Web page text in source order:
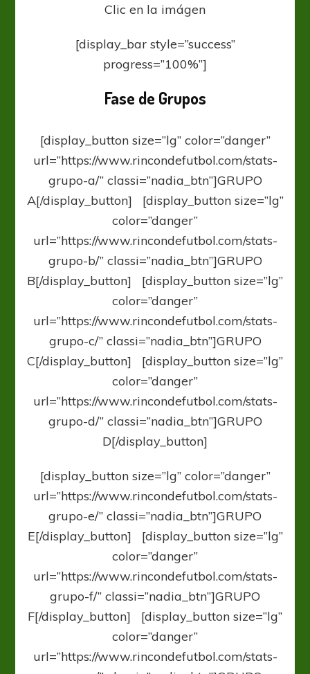
Clic en la imágen
[display_bar style=”success”
progress=”100%”]
Fase de Grupos
[display_button size=”lg” color=”danger”
url=”https://www.rincondefutbol.com/stats-
grupo-a/” classi=”nadia_btn”]GRUPO
A[/display_button] [display_button size=”lg”
color=”danger”
url=”https://www.rincondefutbol.com/stats-
grupo-b/” classi=”nadia_btn”]GRUPO
B[/display_button] [display_button size=”lg”
color=”danger”
url=”https://www.rincondefutbol.com/stats-
grupo-c/” classi=”nadia_btn”]GRUPO
C[/display_button] [display_button size=”lg”
color=”danger”
url=”https://www.rincondefutbol.com/stats-
grupo-d/” classi=”nadia_btn”]GRUPO
D[/display_button]
[display_button size=”lg” color=”danger”
url=”https://www.rincondefutbol.com/stats-
grupo-e/” classi=”nadia_btn”]GRUPO
E[/display_button] [display_button size=”lg”
color=”danger”
url=”https://www.rincondefutbol.com/stats-
grupo-f/” classi=”nadia_btn”]GRUPO
F[/display_button] [display_button size=”lg”
color=”danger”
url=”https://www.rincondefutbol.com/stats-